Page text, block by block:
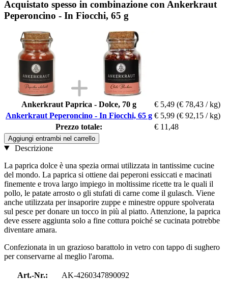
Acquistato spesso in combinazione con Ankerkraut
Peperoncino - In Fiocchi, 65 g
Ankerkraut Paprica - Dolce, 70 g € 5,49 (€ 78,43 / kg)
Ankerkraut Peperoncino - In Fiocchi, 65 g € 5,99 (€ 92,15 / kg)
Prezzo totale:
€ 11,48
Aggiungi entrambi nel carrello
Descrizione
La paprica dolce è una spezia ormai utilizzata in tantissime cucine
del mondo. La paprica si ottiene dai peperoni essiccati e macinati
finemente e trova largo impiego in moltissime ricette tra le quali il
pollo, le patate arrosto o gli stufati di carne come il gulasch. Viene
anche utilizzata per insaporire zuppe e minestre oppure spolverata
sul pesce per donare un tocco in più al piatto. Attenzione, la paprica
deve essere aggiunta solo a fine cottura poiché se cucinata potrebbe
diventare amara.
Confezionata in un grazioso barattolo in vetro con tappo di sughero
per conservarne al meglio l'aroma.
Art.-Nr.:
AK-4260347890092